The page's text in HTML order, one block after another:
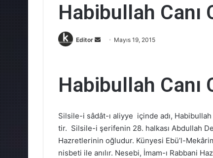
Habibullah Canı
Editor
Bir
Mayıs 19, 2015
Habibullah Canı
Silsile-i sâdât-ı aliyye içinde adı,
tir. Silsile-i şerifenin 28. halkası Abdullah
Hazretlerinin oğludur. Künyesi Ebü’l-
nisbeti ile anılır. Nesebi, İmam-ı Rabbani